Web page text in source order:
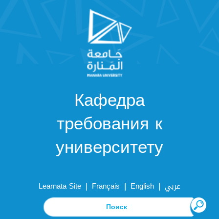
Кафедра
требования к
университету
Learnata Site | Français | English | عربي